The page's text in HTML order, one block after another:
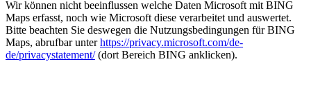
Wir können nicht beeinflussen welche Daten Microsoft mit BING
Maps erfasst, noch wie Microsoft diese verarbeitet und auswertet.
Bitte beachten Sie deswegen die Nutzungsbedingungen für BING
Maps, abrufbar unterhttps://privacy.microsoft.com/de-
de/privacystatement/(dort Bereich BING anklicken).